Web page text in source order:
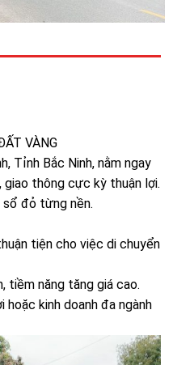
VÀNG
Tỉnh Bắc Ninh, nằm ngay
giao thông cực kỳ thuận lợi.
sổ đỏ từng nền.
tiện cho việc di chuyển
tiềm năng tăng giá cao.
kinh doanh đa ngành